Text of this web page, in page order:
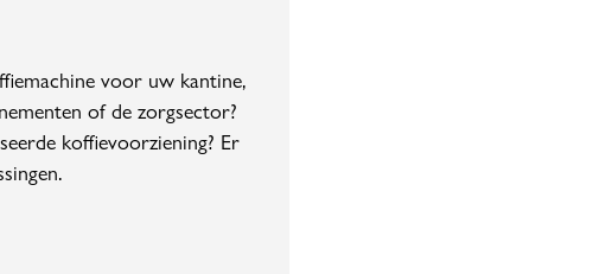
voor uw kantine,
of de zorgsector?
koffievoorziening? Er